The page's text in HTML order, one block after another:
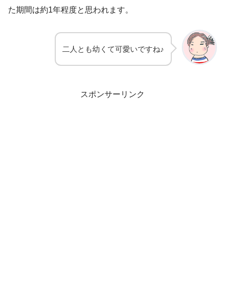
た期間は約1年程度と思われます。
二人とも幼くて可愛いですね♪
スポンサーリンク